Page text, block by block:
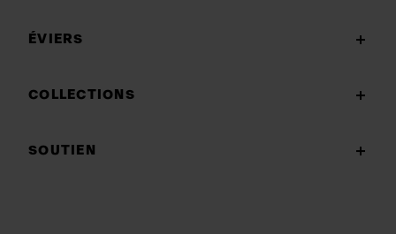
ÉVIERS
COLLECTIONS
SOUTIEN